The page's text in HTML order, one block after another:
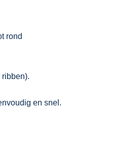
rond
en snel.